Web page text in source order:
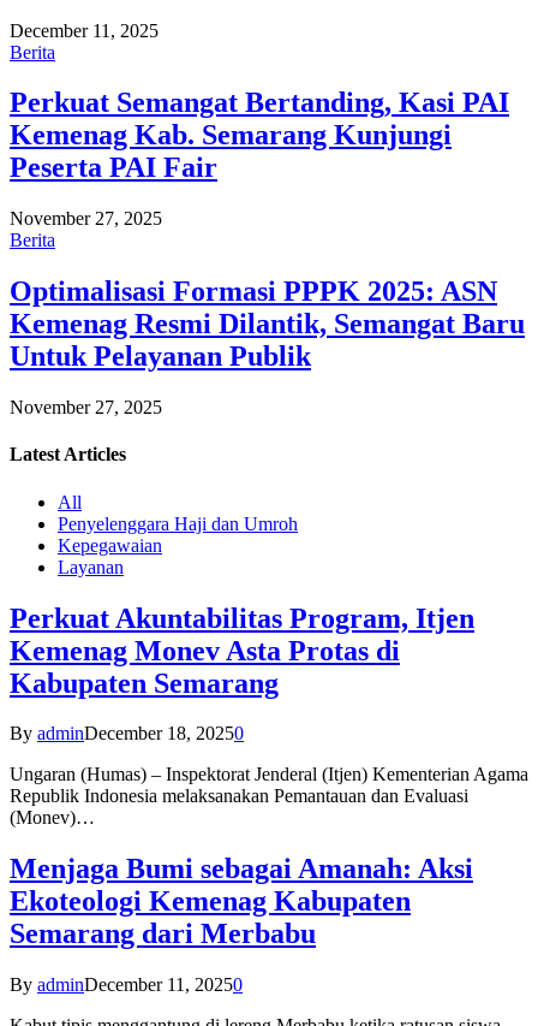
December 11, 2025
Berita
Perkuat Semangat Bertanding, Kasi PAI
Kemenag Kab. Semarang Kunjungi
Peserta PAI Fair
November 27, 2025
Berita
Optimalisasi Formasi PPPK 2025: ASN
Kemenag Resmi Dilantik, Semangat Baru
Untuk Pelayanan Publik
November 27, 2025
Latest Articles
All
Penyelenggara Haji dan Umroh
Kepegawaian
Layanan
Perkuat Akuntabilitas Program, Itjen
Kemenag Monev Asta Protas di
Kabupaten Semarang
By adminDecember 18, 20250
Ungaran (Humas) – Inspektorat Jenderal (Itjen) Kementerian Agama
Republik Indonesia melaksanakan Pemantauan dan Evaluasi
(Monev)…
Menjaga Bumi sebagai Amanah: Aksi
Ekoteologi Kemenag Kabupaten
Semarang dari Merbabu
By adminDecember 11, 20250